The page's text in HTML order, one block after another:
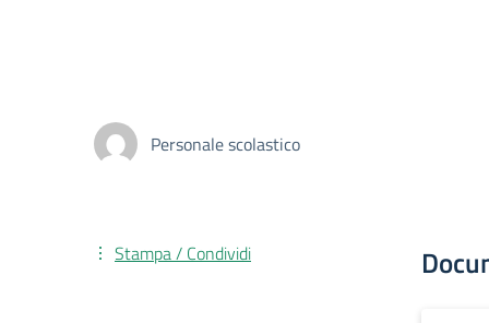
Personale scolastico
Stampa / Condividi